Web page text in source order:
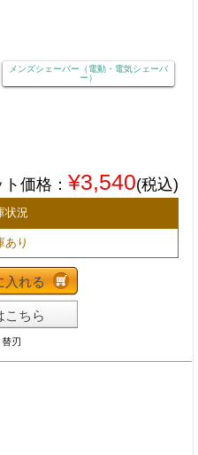
メンズシェーバー（電動・電気シェーバ
ー）
価格： ¥3,540(税込)
状況
あり
入れる
こちら
刃